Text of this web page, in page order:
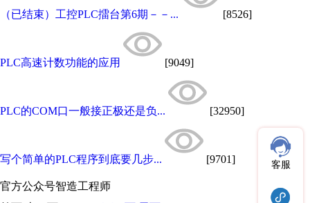
（已结束）工控PLC擂台第6期－－... [8526]
PLC高速计数功能的应用 [9049]
PLC的COM口一般接正极还是负... [32950]
写个简单的PLC程序到底要几步... [9701]
官方公众号智造工程师
客服